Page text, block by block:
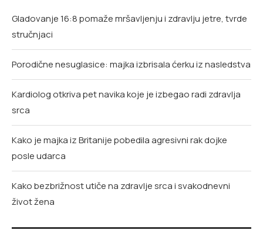
Gladovanje 16:8 pomaže mršavljenju i zdravlju jetre, tvrde
stručnjaci
Porodične nesuglasice: majka izbrisala ćerku iz nasledstva
Kardiolog otkriva pet navika koje je izbegao radi zdravlja
srca
Kako je majka iz Britanije pobedila agresivni rak dojke
posle udarca
Kako bezbrižnost utiče na zdravlje srca i svakodnevni
život žena